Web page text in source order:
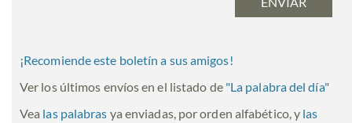
¡Recomiende este boletín a sus amigos!
Ver los últimos envíos en el listado de "La palabra del día"
Vea las palabras ya enviadas, por orden alfabético, y las